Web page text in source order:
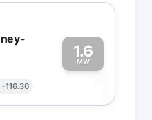
-116.30
1.6
MW
1